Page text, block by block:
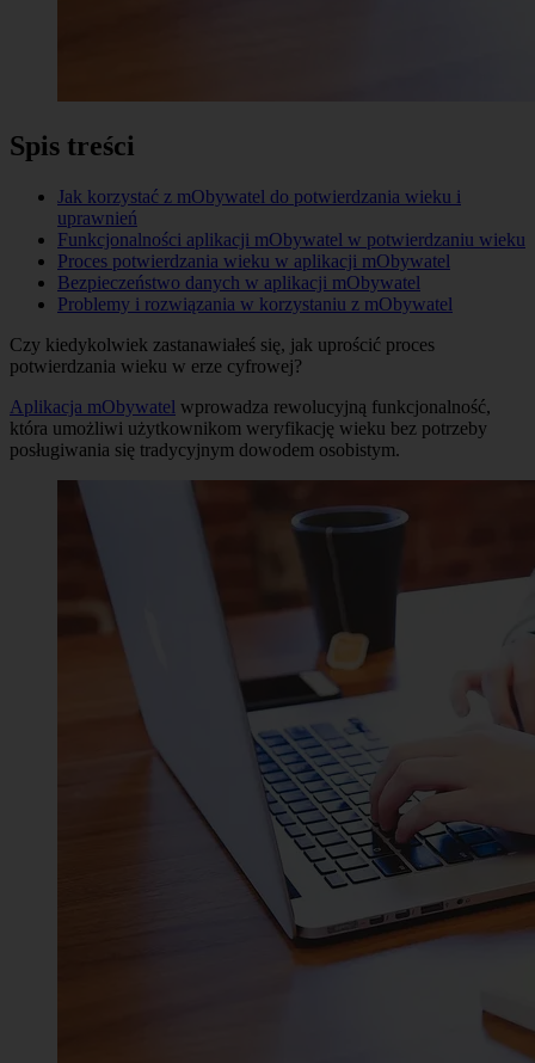
Spis treści
Jak korzystać z mObywatel do potwierdzania wieku i
uprawnień
Funkcjonalności aplikacji mObywatel w potwierdzaniu wieku
Proces potwierdzania wieku w aplikacji mObywatel
Bezpieczeństwo danych w aplikacji mObywatel
Problemy i rozwiązania w korzystaniu z mObywatel
Czy kiedykolwiek zastanawiałeś się, jak uprościć proces
potwierdzania wieku w erze cyfrowej?
Aplikacja mObywatel wprowadza rewolucyjną funkcjonalność,
która umożliwi użytkownikom weryfikację wieku bez potrzeby
posługiwania się tradycyjnym dowodem osobistym.